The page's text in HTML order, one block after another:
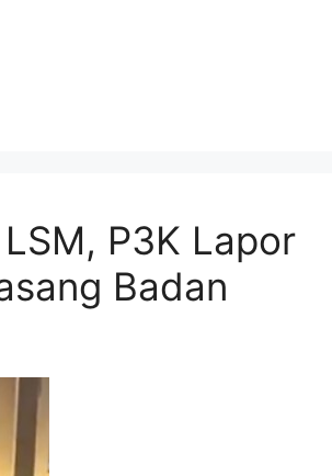
P3K Lapor
Badan